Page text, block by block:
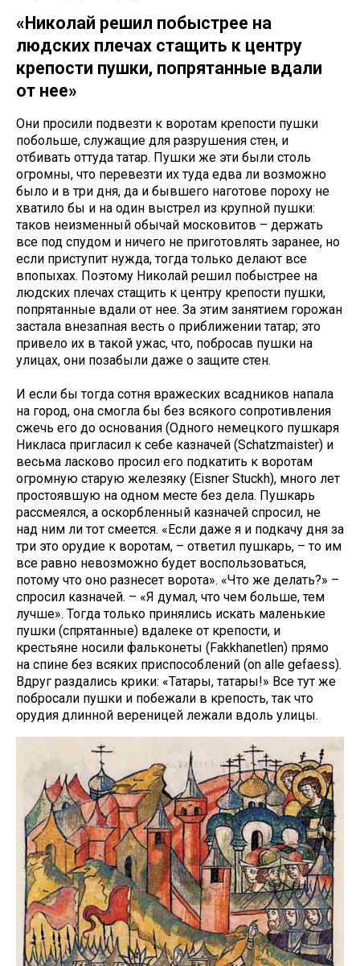
«Николай решил побыстрее на
людских плечах стащить к центру
крепости пушки, попрятанные вдали
от нее»
Они просили подвезти к воротам крепости пушки
побольше, служащие для разрушения стен, и
отбивать оттуда татар. Пушки же эти были столь
огромны, что перевезти их туда едва ли возможно
было и в три дня, да и бывшего наготове пороху не
хватило бы и на один выстрел из крупной пушки:
таков неизменный обычай московитов – держать
все под спудом и ничего не приготовлять заранее, но
если приступит нужда, тогда только делают все
впопыхах. Поэтому Николай решил побыстрее на
людских плечах стащить к центру крепости пушки,
попрятанные вдали от нее. За этим занятием горожан
застала внезапная весть о приближении татар; это
привело их в такой ужас, что, побросав пушки на
улицах, они позабыли даже о защите стен.
И если бы тогда сотня вражеских всадников напала
на город, она смогла бы без всякого сопротивления
сжечь его до основания (Одного немецкого пушкаря
Никласа пригласил к себе казначей (Schatzmaister) и
весьма ласково просил его подкатить к воротам
огромную старую железяку (Eisner Stuckh), много лет
простоявшую на одном месте без дела. Пушкарь
рассмеялся, а оскорбленный казначей спросил, не
над ним ли тот смеется. «Если даже я и подкачу дня за
три это орудие к воротам, – ответил пушкарь, – то им
все равно невозможно будет воспользоваться,
потому что оно разнесет ворота». «Что же делать?» –
спросил казначей. – «Я думал, что чем больше, тем
лучше». Тогда только принялись искать маленькие
пушки (спрятанные) вдалеке от крепости, и
крестьяне носили фальконеты (Fakkhanetlen) прямо
на спине без всяких приспособлений (on alle gefaess).
Вдруг раздались крики: «Татары, татары!» Все тут же
побросали пушки и побежали в крепость, так что
орудия длинной вереницей лежали вдоль улицы.